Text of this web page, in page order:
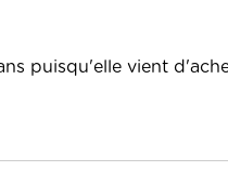
puisqu'elle vient